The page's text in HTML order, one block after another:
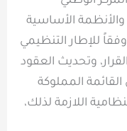
الأساسية
للإطار التنظيمي
وتحديث العقود
المملوكة
اللازمة لذلك،